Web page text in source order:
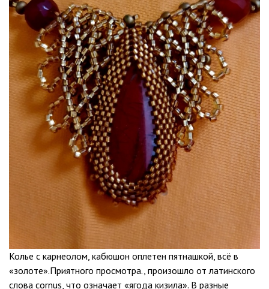
Колье с карнеолом, кабюшон оплетен пятнашкой, всё в
«золоте».Приятного просмотра., произошло от латинского
слова cornus, что означает «ягода кизила». В разные